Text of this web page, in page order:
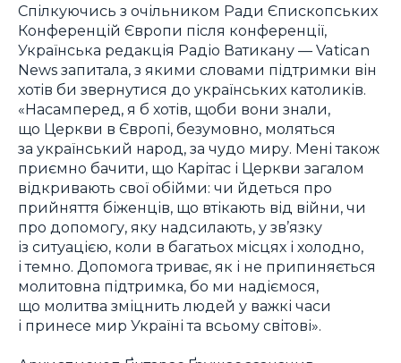
Спілкуючись з очільником Ради Єпископських
Конференцій Європи після конференції,
Українська редакція Радіо Ватикану — Vatican
News запитала, з якими словами підтримки він
хотів би звернутися до українських католиків.
«Насамперед, я б хотів, щоби вони знали,
що Церкви в Європі, безумовно, моляться
за український народ, за чудо миру. Мені також
приємно бачити, що Карітас і Церкви загалом
відкривають свої обійми: чи йдеться про
прийняття біженців, що втікають від війни, чи
про допомогу, яку надсилають, у зв’язку
із ситуацією, коли в багатьох місцях і холодно,
і темно. Допомога триває, як і не припиняється
молитовна підтримка, бо ми надіємося,
що молитва зміцнить людей у важкі часи
і принесе мир Україні та всьому світові».